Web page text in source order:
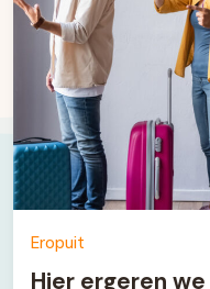
Eropuit
Hier ergeren